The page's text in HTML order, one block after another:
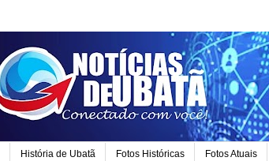
História de Ubatã Fotos Históricas Fotos Atuais